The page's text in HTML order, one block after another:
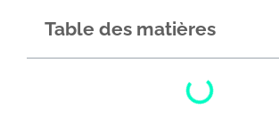
Table des matières